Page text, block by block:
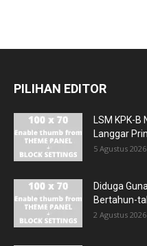
PILIHAN EDITOR
LSM KPK-B
Langgar
5 Agustus 2026
Diduga
Bertahun-
2 Agustus 2026